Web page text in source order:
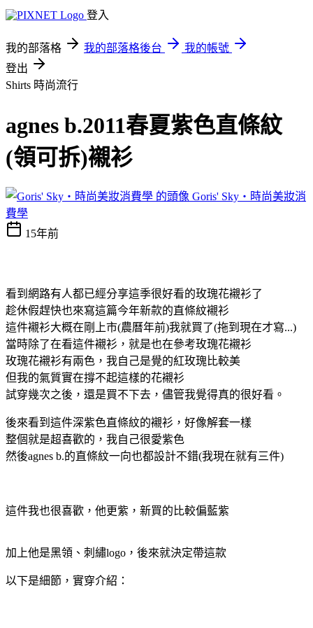
登入
我的部落格 我的部落格後台
我的帳號
登出
Shirts 時尚流行
agnes b.2011春夏紫色直條紋
(領可拆)襯衫
Goris' Sky‧時尚美妝消
費學
15年前
看到網路有人都已經分享這季很好看的玫瑰花襯衫了
趁休假趕快也來寫這篇今年新款的直條紋襯衫
這件襯衫大概在剛上市(農曆年前)我就買了(拖到現在才寫...)
當時除了在看這件襯衫，就是也在參考玫瑰花襯衫
玫瑰花襯衫有兩色，我自己是覺的紅玫瑰比較美
但我的氣質實在撐不起這樣的花襯衫
試穿幾次之後，還是買不下去，儘管我覺得真的很好看。
後來看到這件深紫色直條紋的襯衫，好像解套一樣
整個就是超喜歡的，我自己很愛紫色
然後agnes b.的直條紋一向也都設計不錯(我現在就有三件)
這件我也很喜歡，他更紫，新買的比較偏藍紫
加上他是黑領、刺繡logo，後來就決定帶這款
以下是細節，實穿介紹：